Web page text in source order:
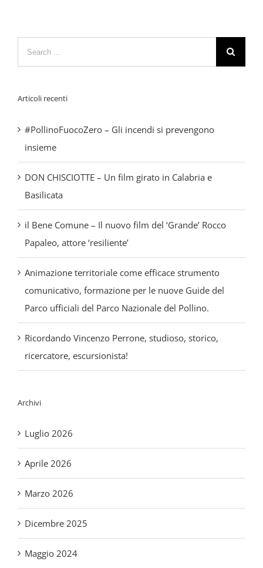
for:
#PollinoFuocoZero – Gli incendi si prevengono
DON CHISCIOTTE – Un film girato in Calabria e
il Bene Comune – Il nuovo film del ‘Grande’ Rocco
Animazione territoriale come efficace strumento
Ricordando Vincenzo Perrone, studioso, storico,
Luglio 2026
Aprile 2026
Marzo 2026
Dicembre 2025
Maggio 2024
Febbraio 2024